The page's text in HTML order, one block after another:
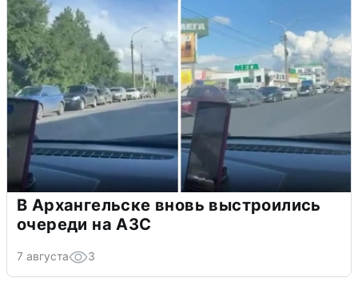
В Архангельске вновь выстроились
очереди на АЗС
7 августа 3